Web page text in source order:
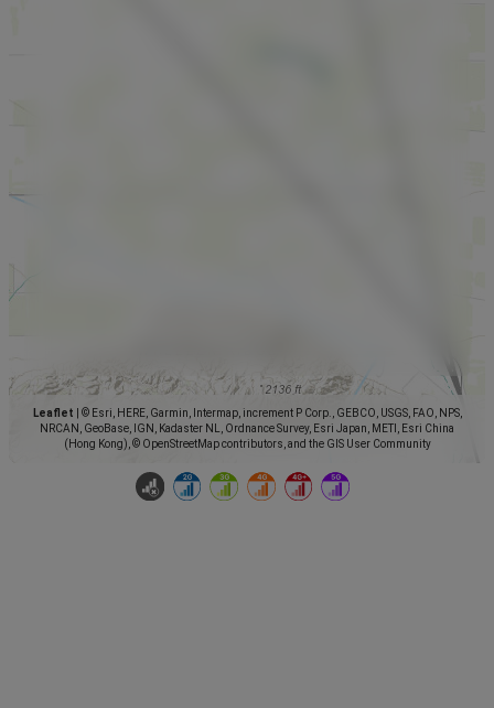
Leaflet
© Esri, HERE, Garmin, Intermap, increment P Corp., GEBCO, USGS, FAO, NPS,
NRCAN, GeoBase, IGN, Kadaster NL, Ordnance Survey, Esri Japan, METI, Esri China
(Hong Kong), © OpenStreetMap contributors, and the GIS User Community